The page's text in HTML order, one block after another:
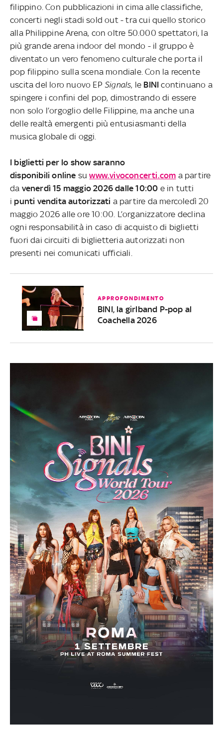
filippino. Con pubblicazioni in cima alle classifiche,
concerti negli stadi sold out - tra cui quello storico
alla Philippine Arena, con oltre 50.000 spettatori, la
più grande arena indoor del mondo - il gruppo è
diventato un vero fenomeno culturale che porta il
pop filippino sulla scena mondiale. Con la recente
uscita del loro nuovo EP Signals, le BINIcontinuano a
spingere i confini del pop, dimostrando di essere
non solo l’orgoglio delle Filippine, ma anche una
delle realtà emergenti più entusiasmanti della
musica globale di oggi.
I biglietti per lo show saranno
disponibili online suwww.vivoconcerti.com a partire
da venerdì 15 maggio 2026 dalle 10:00 e in tutti
i punti vendita autorizzati a partire da mercoledì 20
maggio 2026 alle ore 10:00. L’organizzatore declina
ogni responsabilità in caso di acquisto di biglietti
fuori dai circuiti di biglietteria autorizzati non
presenti nei comunicati ufficiali.
APPROFONDIMENTO
BINI, la girlband P-pop al
Coachella 2026